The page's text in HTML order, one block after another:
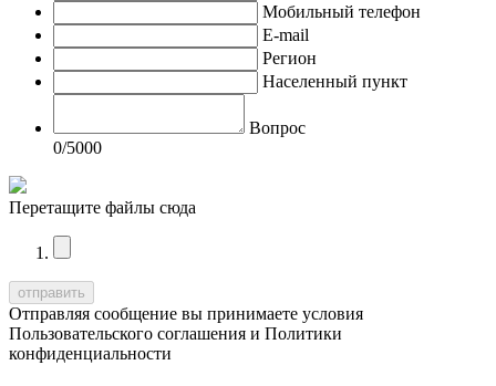
Мобильный телефон
E-mail
Регион
Населенный пункт
Вопрос
0/5000
Перетащите файлы сюда
Отправляя сообщение вы принимаете условия
Пользовательского соглашения и Политики
конфиденциальности